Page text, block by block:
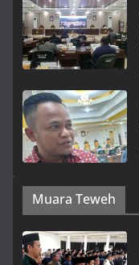
Muara Teweh